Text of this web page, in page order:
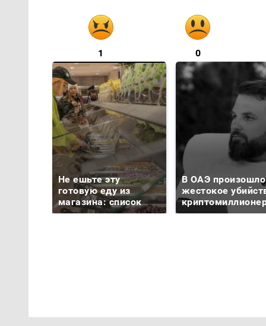
1 0
Не ешьте эту
готовую еду из
магазина: список
В ОАЭ произошло
жестокое